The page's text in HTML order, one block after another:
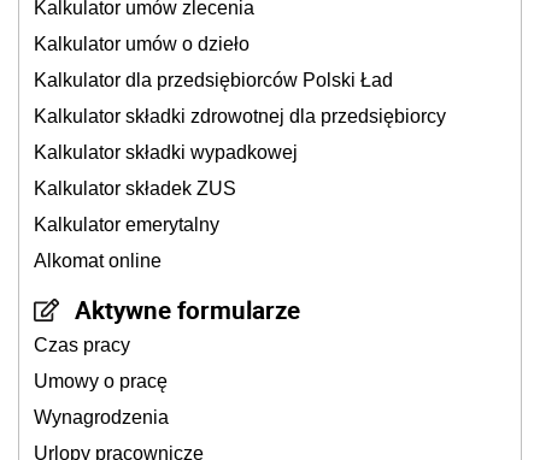
Kalkulator umów zlecenia
Kalkulator umów o dzieło
Kalkulator dla przedsiębiorców Polski Ład
Kalkulator składki zdrowotnej dla przedsiębiorcy
Kalkulator składki wypadkowej
Kalkulator składek ZUS
Kalkulator emerytalny
Alkomat online
Aktywne formularze
Czas pracy
Umowy o pracę
Wynagrodzenia
Urlopy pracownicze